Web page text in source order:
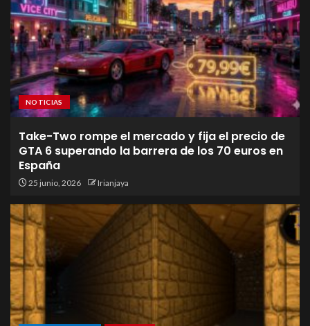
NOTICIAS
Take-Two rompe el mercado y fija el precio de
GTA 6 superando la barrera de los 70 euros en
España
25 junio, 2026 Irianjaya